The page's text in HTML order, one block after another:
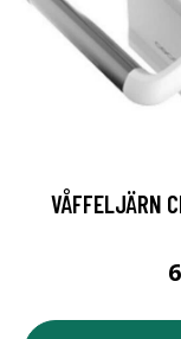
VÅFFELJÄRN